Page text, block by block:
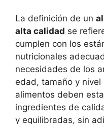
La definición de un
alta calidad se
cumplen con los
nutricionales
necesidades de los
edad, tamaño y
alimentos deben
ingredientes de
y equilibradas, sin